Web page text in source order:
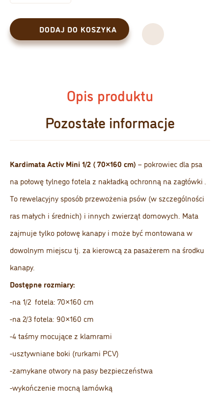
DODAJ DO KOSZYKA
Opis produktu
Pozostałe informacje
Kardimata Activ Mini 1/2 ( 70×160 cm) – pokrowiec dla psa
na połowę tylnego fotela z nakładką ochronną na zagłówki .
To rewelacyjny sposób przewożenia psów (w szczególności
ras małych i średnich) i innych zwierząt domowych. Mata
zajmuje tylko połowę kanapy i może być montowana w
dowolnym miejscu tj. za kierowcą za pasażerem na środku
kanapy.
Dostępne rozmiary:
-na 1/2 fotela: 70×160 cm
-na 2/3 fotela: 90×160 cm
-4 taśmy mocujące z klamrami
-usztywniane boki (rurkami PCV)
-zamykane otwory na pasy bezpieczeństwa
-wykończenie mocną lamówką